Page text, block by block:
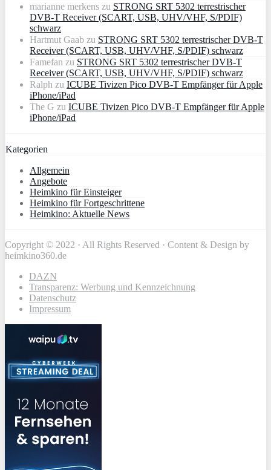
marianne merkens zu STRONG SRT 5302 terrestrischer
DVB-T Receiver (SCART, USB, UHV/VHF, S/PDIF)
schwarz
Hartmut Gaab zu STRONG SRT 5302 terrestrischer DVB-T
Receiver (SCART, USB, UHV/VHF, S/PDIF) schwarz
Famefan zu STRONG SRT 5302 terrestrischer DVB-T
Receiver (SCART, USB, UHV/VHF, S/PDIF) schwarz
Ralph zu ICUBE Tivizen Pico DVB-T Empfänger für Apple
iPhone/iPad
The G zu ICUBE Tivizen Pico DVB-T Empfänger für Apple
iPhone/iPad
Kategorien
Allgemein
Angebote
Heimkino für Einsteiger
Heimkino für Fortgeschrittene
Heimkino: Aktuelle News
Copyright © 2022 · All Rights Reserved · Content & Design by
heimkino360.de
DAZN
Transparenz: Werbung und Kennzeichnung
Datenschutz
Impressum